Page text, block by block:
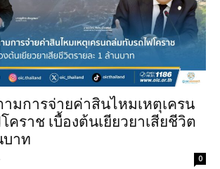
ามการจ่ายค่าสินไหมเหตุเครน
ราช เบื้องต้นเยียวยาเสียชีวิต
บาท
0